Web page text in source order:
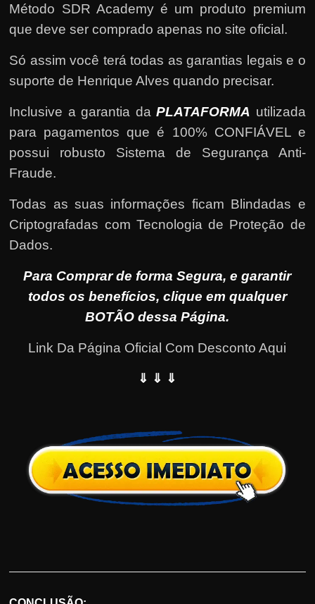
Método SDR Academy é um produto premium
que deve ser comprado apenas no site oficial.
Só assim você terá todas as garantias legais e o
suporte de Henrique Alves quando precisar.
Inclusive a garantia daPLATAFORMA utilizada
para pagamentos que é 100% CONFIÁVEL e
possui robusto Sistema de Segurança Anti-
Fraude.
Todas as suas informações ficam Blindadas e
Criptografadas com Tecnologia de Proteção de
Dados.
Para Comprar de forma Segura, e garantir
todos os benefícios, clique em qualquer
BOTÃO dessa Página.
Link Da Página Oficial Com Desconto Aqui
⇓ ⇓ ⇓